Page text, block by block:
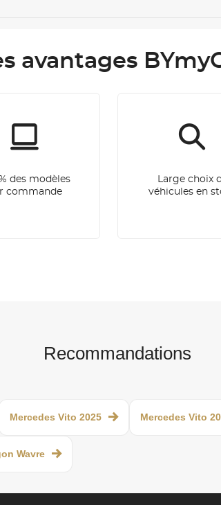
avantages
des modèles
commande
Large choix
véhicules en
Recommandations
Mercedes Vito 2025 Mercedes Vito
Wavre